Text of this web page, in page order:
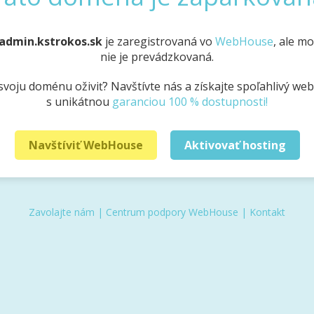
admin.kstrokos.skje zaregistrovaná vo WebHouse, ale
nie je prevádzkovaná.
doménu oživiť? Navštívte nás a získajte spoľahlivý
s unikátnou garanciou 100 % dostupnosti!
Navštíviť WebHouse Aktivovať hosting
Zavolajte nám | Centrum podpory WebHouse | Kontakt